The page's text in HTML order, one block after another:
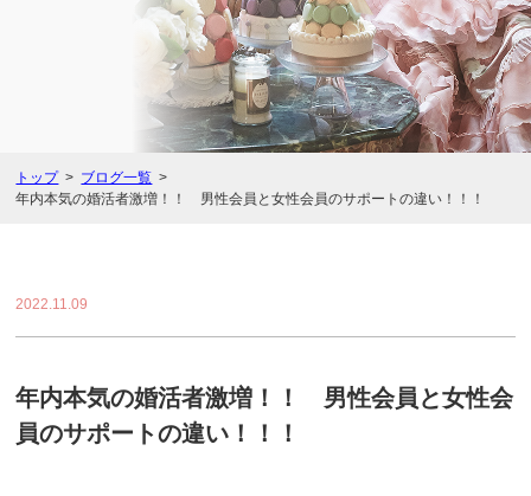
トップ
ブログ一覧
年内本気の婚活者激増！！ 男性会員と女性会員のサポートの違い！！！
2022.11.09
年内本気の婚活者激増！！ 男性会員と女性会
員のサポートの違い！！！